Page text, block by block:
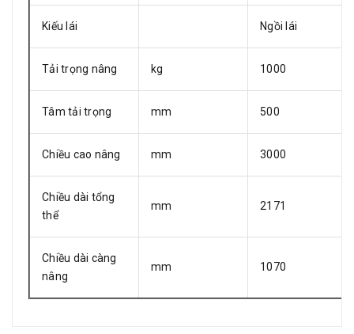
Kiếu lái Ngồi lái
Tải trọng nâng kg 1000
Tâm tải trọng mm 500
Chiều cao nâng mm 3000
Chiều dài tổng
thể
mm 2171
Chiều dài càng
nâng
mm 1070